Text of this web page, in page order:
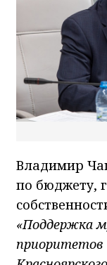
Владимир
по бюджету,
«Поддержка